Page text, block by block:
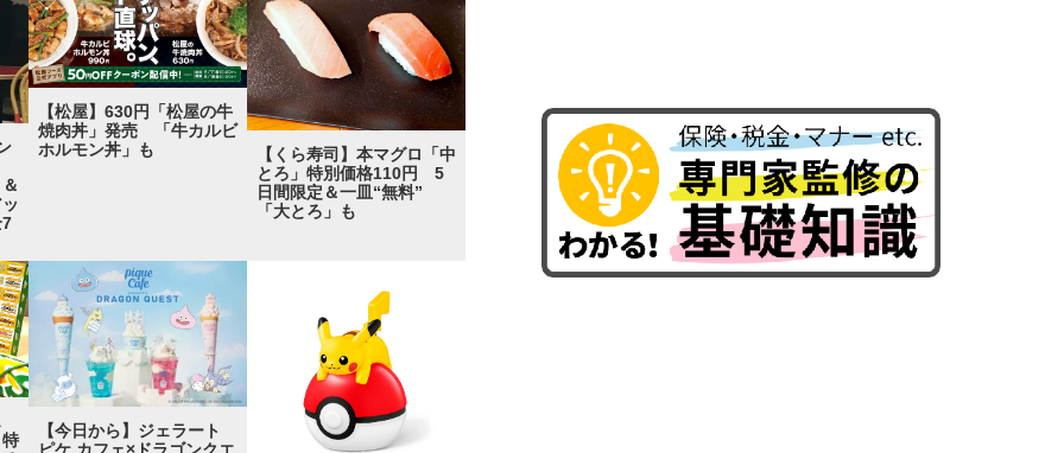
【松屋】630円「松屋の牛
焼肉丼」発売 「牛カルビ
ホルモン丼」も
【くら寿司】本マグロ「中
とろ」特別価格110円 5
日間限定＆一皿“無料”
「大とろ」も
【今日から】ジェラート